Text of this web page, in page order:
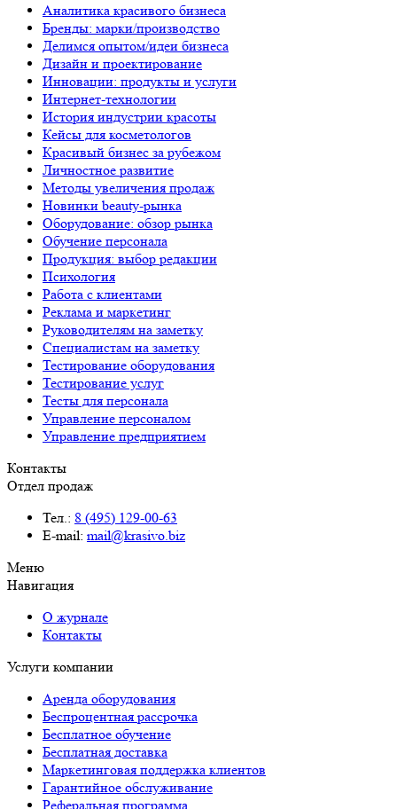
Аналитика красивого бизнеса
Бренды: марки/производство
Делимся опытом/идеи бизнеса
Дизайн и проектирование
Инновации: продукты и услуги
Интернет-технологии
История индустрии красоты
Кейсы для косметологов
Красивый бизнес за рубежом
Личностное развитие
Методы увеличения продаж
Новинки beauty-рынка
Оборудование: обзор рынка
Обучение персонала
Продукция: выбор редакции
Психология
Работа с клиентами
Реклама и маркетинг
Руководителям на заметку
Специалистам на заметку
Тестирование оборудования
Тестирование услуг
Тесты для персонала
Управление персоналом
Управление предприятием
Контакты
Отдел продаж
Тел.: 8 (495) 129-00-63
E-mail: mail@krasivo.biz
Меню
Навигация
О журнале
Контакты
Услуги компании
Аренда оборудования
Беспроцентная рассрочка
Бесплатное обучение
Бесплатная доставка
Маркетинговая поддержка клиентов
Гарантийное обслуживание
Реферальная программа